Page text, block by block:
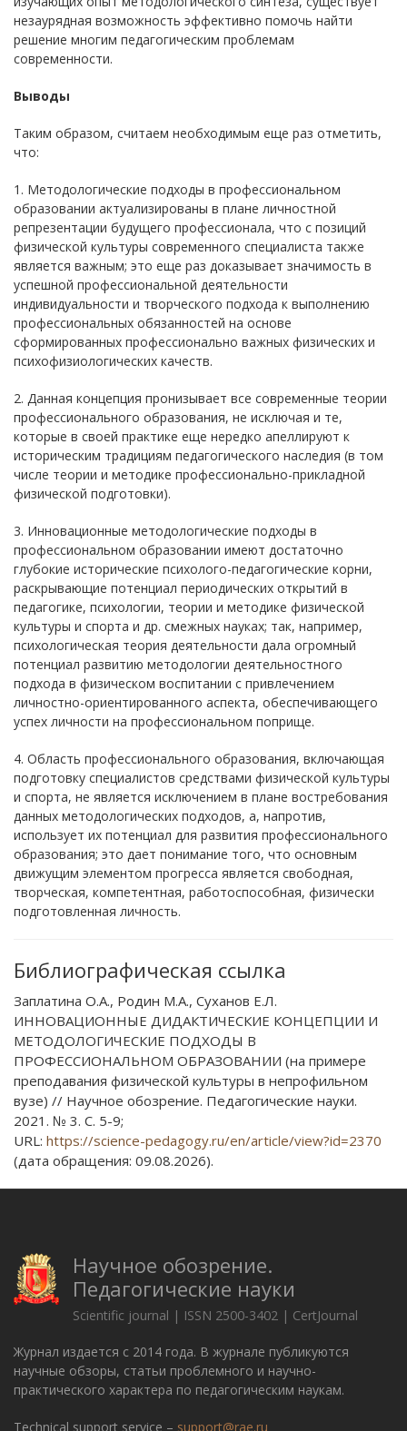
незаурядная возможность эффективно помочь найти
решение многим педагогическим проблемам
современности.
Выводы
Таким образом, считаем необходимым еще раз отметить,
что:
1. Методологические подходы в профессиональном
образовании актуализированы в плане личностной
репрезентации будущего профессионала, что с позиций
физической культуры современного специалиста также
является важным; это еще раз доказывает значимость в
успешной профессиональной деятельности
индивидуальности и творческого подхода к выполнению
профессиональных обязанностей на основе
сформированных профессионально важных физических и
психофизиологических качеств.
2. Данная концепция пронизывает все современные теории
профессионального образования, не исключая и те,
которые в своей практике еще нередко апеллируют к
историческим традициям педагогического наследия (в том
числе теории и методике профессионально-прикладной
физической подготовки).
3. Инновационные методологические подходы в
профессиональном образовании имеют достаточно
глубокие исторические психолого-педагогические корни,
раскрывающие потенциал периодических открытий в
педагогике, психологии, теории и методике физической
культуры и спорта и др. смежных науках; так, например,
психологическая теория деятельности дала огромный
потенциал развитию методологии деятельностного
подхода в физическом воспитании с привлечением
личностно-ориентированного аспекта, обеспечивающего
успех личности на профессиональном поприще.
4. Область профессионального образования, включающая
подготовку специалистов средствами физической культуры
и спорта, не является исключением в плане востребования
данных методологических подходов, а, напротив,
использует их потенциал для развития профессионального
образования; это дает понимание того, что основным
движущим элементом прогресса является свободная,
творческая, компетентная, работоспособная, физически
подготовленная личность.
Библиографическая ссылка
Заплатина О.А., Родин М.А., Суханов Е.Л.
ИННОВАЦИОННЫЕ ДИДАКТИЧЕСКИЕ КОНЦЕПЦИИ И
МЕТОДОЛОГИЧЕСКИЕ ПОДХОДЫ В
ПРОФЕССИОНАЛЬНОМ ОБРАЗОВАНИИ (на примере
преподавания физической культуры в непрофильном
вузе) // Научное обозрение. Педагогические науки.
2021. № 3. С. 5-9;
URL: https://science-pedagogy.ru/en/article/view?id=2370
(дата обращения: 09.08.2026).
Научное обозрение.
Педагогические науки
Scientific journal | ISSN 2500-3402 | CertJournal
Журнал издается с 2014 года. В журнале публикуются
научные обзоры, статьи проблемного и научно-
практического характера по педагогическим наукам.
Technical support service – support@rae.ru